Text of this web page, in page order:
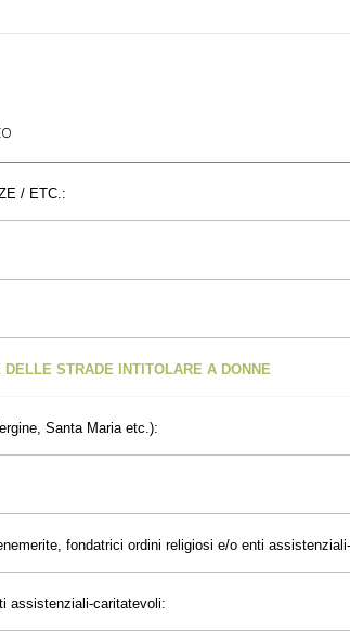
/ ETC.:
STRADE INTITOLARE A DONNE
Santa Maria etc.):
fondatrici ordini religiosi e/o enti
assistenziali-caritatevoli: